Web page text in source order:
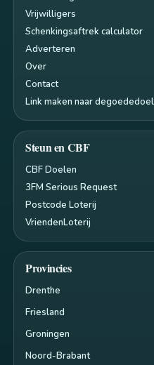
Vrijwilligers
Schenkingsaftrek calculator
Adverteren
Over
Contact
Link maken naar
Steun en CBF
CBF Doelen
3FM Serious Request
Postcode Loterij
VriendenLoterij
Provincies
Drenthe
Friesland
Groningen
Noord-Brabant